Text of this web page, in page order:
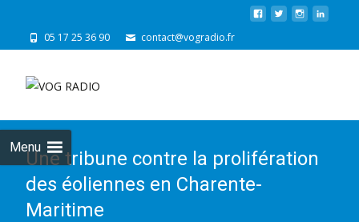
05 17 25 36 90 contact@vogradio.fr
Menu
Une tribune contre la prolifération
des éoliennes en Charente-
Maritime